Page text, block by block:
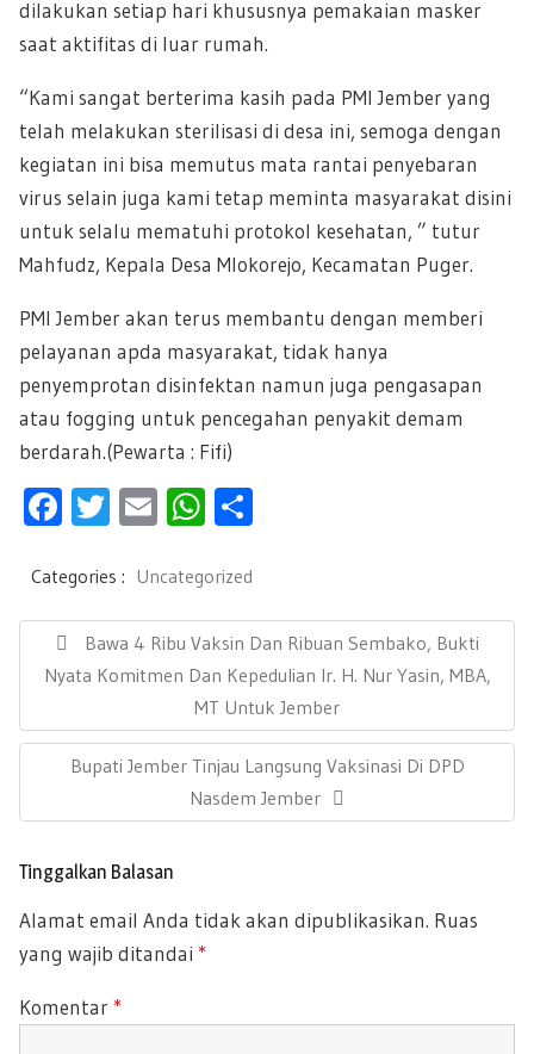
dilakukan setiap hari khususnya pemakaian masker
saat aktifitas di luar rumah.
“Kami sangat berterima kasih pada PMI Jember yang
telah melakukan sterilisasi di desa ini, semoga dengan
kegiatan ini bisa memutus mata rantai penyebaran
virus selain juga kami tetap meminta masyarakat disini
untuk selalu mematuhi protokol kesehatan, ” tutur
Mahfudz, Kepala Desa Mlokorejo, Kecamatan Puger.
PMI Jember akan terus membantu dengan memberi
pelayanan apda masyarakat, tidak hanya
penyemprotan disinfektan namun juga pengasapan
atau fogging untuk pencegahan penyakit demam
berdarah.(Pewarta : Fifi)
F
e
b
oo
k
T
tt
er
E
ail
W
at
s
A
p
p
e
Categories : Uncategorized
N
a
p
s
P
R
V
I
S
O
S
T
:
Bawa 4 Ribu Vaksin Dan Ribuan Sembako, Bukti
Nyata Komitmen Dan Kepedulian Ir. H. Nur Yasin, MBA,
MT Untuk Jember
N
X
T
O
S
:
Bupati Jember Tinjau Langsung Vaksinasi Di DPD
Nasdem Jember
Tinggalkan Balasan
Alamat email Anda tidak akan dipublikasikan. Ruas
yang wajib ditandai *
Komentar *